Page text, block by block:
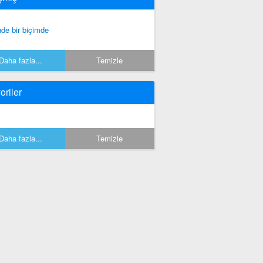
bir biçimde
Daha fazla... Temizle
Daha fazla... Temizle